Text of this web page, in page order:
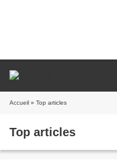
Accueil » Top articles
Top articles